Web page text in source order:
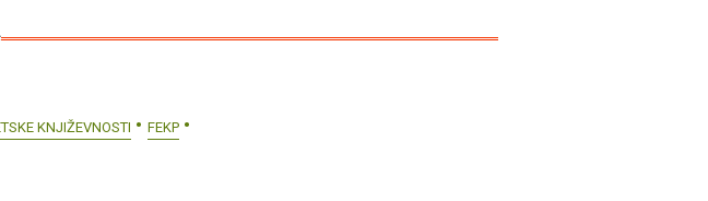
KNJIŽEVNOSTI
FEKP